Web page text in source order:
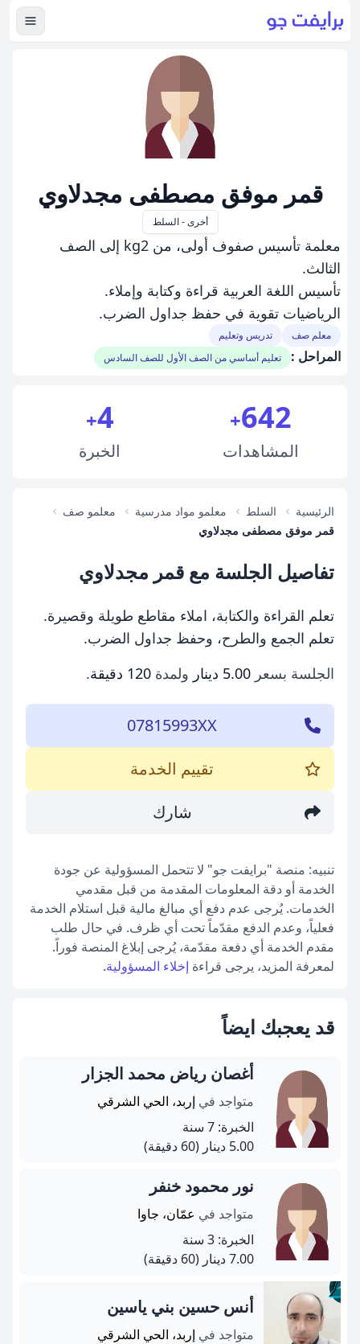
عرض
قمر موفق مصطفى مجدلاوي
أخرى - السلط
معلمة تأسيس صفوف أولى، من kg2 إلى الصف
الثالث.
تأسيس اللغة العربية قراءة وكتابة وإملاء.
الرياضيات تقوية في حفظ جداول الضرب.
معلم صف تدريس وتعليم
المراحل : تعليم أساسي من الصف الأول للصف السادس
642
+
المشاهدات
4
+
الخبرة
الرئيسية السلط معلمو مواد مدرسية
معلمو صف
قمر موفق مصطفى مجدلاوي
تفاصيل الجلسة مع قمر مجدلاوي
تعلم القراءة والكتابة، املاء مقاطع طويلة وقصيرة.
تعلم الجمع والطرح، وحفظ جداول الضرب.
الجلسة بسعر 5.00 دينار ولمدة 120 دقيقة .
07815993XX
تقييم الخدمة
شارك
تنبيه: منصة "برايفت جو" لا تتحمل المسؤولية عن جودة
الخدمة أو دقة المعلومات المقدمة من قبل مقدمي
الخدمات. يُرجى عدم دفع أي مبالغ مالية قبل استلام الخدمة
فعلياً، وعدم الدفع مقدّماً تحت أي ظرف. في حال طلب
مقدم الخدمة أي دفعة مقدّمة، يُرجى إبلاغ المنصة فوراً.
لمعرفة المزيد، يرجى قراءة إخلاء المسؤولية.
قد يعجبك ايضاً
أغصان رياض محمد الجزار
متواجد في إربد، الحي الشرقي
الخبرة: 7 سنة
5.00 دينار
(60 دقيقة)
نور محمود خنفر
متواجد في عمّان، جاوا
الخبرة: 3 سنة
7.00 دينار
(60 دقيقة)
أنس حسين بني ياسين
متواجد في إربد، الحي الشرقي